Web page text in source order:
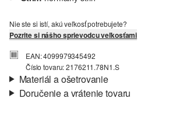
Nie ste si istí, akú veľkosť potrebujete?
Pozrite si nášho sprievodcu veľkosťami
EAN: 4099979345492
Číslo tovaru: 2176211.78N1.S
Materiál a ošetrovanie
Doručenie a vrátenie tovaru